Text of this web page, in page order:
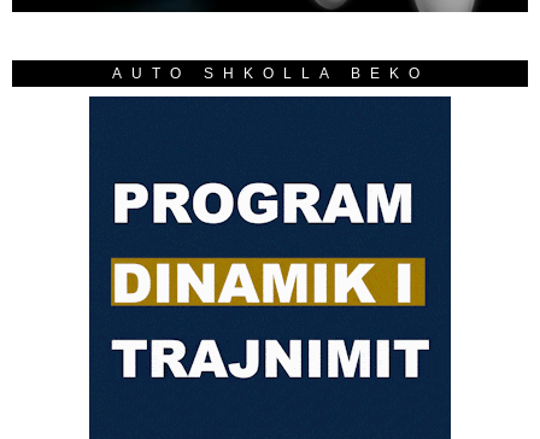
AUTO SHKOLLA BEKO